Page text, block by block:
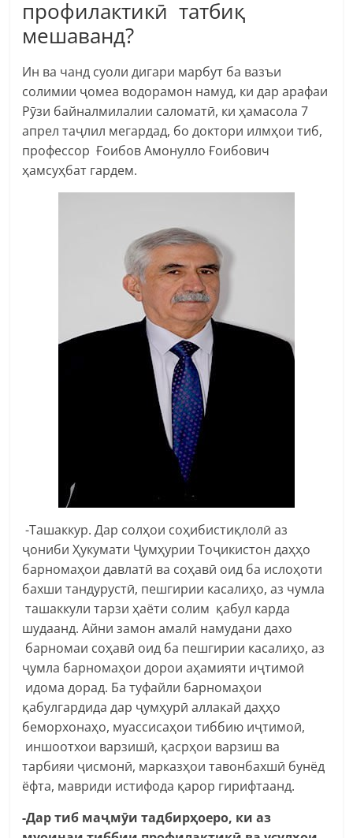
профилактикӣ татбиқ
мешаванд?
Ин ва чанд суоли дигари марбут ба вазъи
солимии ҷомеа водорамон намуд, ки дар арафаи
Рӯзи байналмилалии саломатӣ, ки ҳамасола 7
апрел таҷлил мегардад, бо доктори илмҳои тиб,
профессор Ғоибов Амонулло Ғоибович
ҳамсуҳбат гардем.
-Ташаккур. Дар солҳои соҳибистиқлолӣ аз
ҷониби Ҳукумати Ҷумҳурии Тоҷикистон даҳҳо
барномаҳои давлатӣ ва соҳавӣ оид ба ислоҳоти
бахши тандурустӣ, пешгирии касалиҳо, аз чумла
ташаккули тарзи ҳаёти солим қабул карда
шудаанд. Айни замон амалӣ намудани дахо
барномаи соҳавӣ оид ба пешгирии касалиҳо, аз
ҷумла барномаҳои дорои аҳамияти иҷтимоӣ
идома дорад. Ба туфайли барномаҳои
қабулгардида дар ҷумҳурӣ аллакай даҳҳо
беморхонаҳо, муассисаҳои тиббию иҷтимоӣ,
иншоотхои варзишӣ, қасрҳои варзиш ва
тарбияи ҷисмонӣ, марказҳои тавонбахшӣ бунёд
ёфта, мавриди истифода қарор гирифтаанд.
-Дар тиб маҷмӯи тадбирҳоеро, ки аз